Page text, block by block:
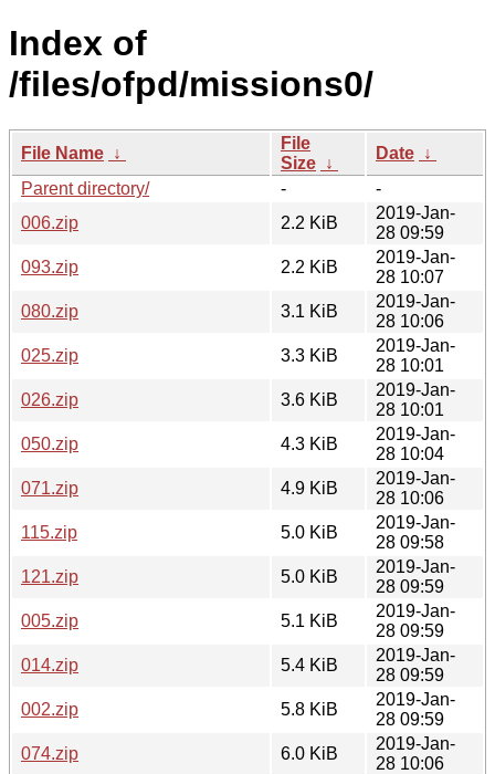
Index of
/files/ofpd/missions0/
File Name ↓
File
Size ↓
Date ↓
Parent directory/
-
-
006.zip
2.2 KiB
2019-Jan-
28 09:59
093.zip
2.2 KiB
2019-Jan-
28 10:07
080.zip
3.1 KiB
2019-Jan-
28 10:06
025.zip
3.3 KiB
2019-Jan-
28 10:01
026.zip
3.6 KiB
2019-Jan-
28 10:01
050.zip
4.3 KiB
2019-Jan-
28 10:04
071.zip
4.9 KiB
2019-Jan-
28 10:06
115.zip
5.0 KiB
2019-Jan-
28 09:58
121.zip
5.0 KiB
2019-Jan-
28 09:59
005.zip
5.1 KiB
2019-Jan-
28 09:59
014.zip
5.4 KiB
2019-Jan-
28 09:59
002.zip
5.8 KiB
2019-Jan-
28 09:59
074.zip
6.0 KiB
2019-Jan-
28 10:06